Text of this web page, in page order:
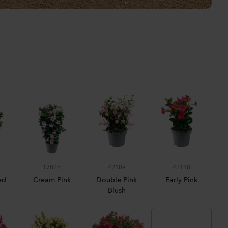
medium
incana
17026
Cream Pink
42189
Double Pink
Blush
42188
Early Pink